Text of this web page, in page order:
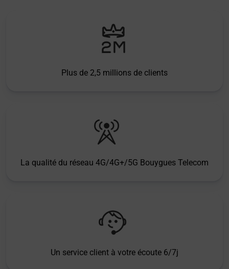
Plus de 2,5 millions de clients
La qualité du réseau 4G/4G+/5G Bouygues Telecom
Un service client à votre écoute 6/7j